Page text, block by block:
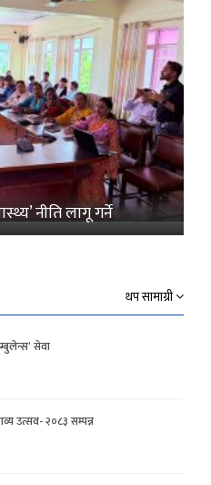
नीति लागू गर्ने
थप सामाग्री
सेवा
उत्सव- २०८३ सम्पन्न